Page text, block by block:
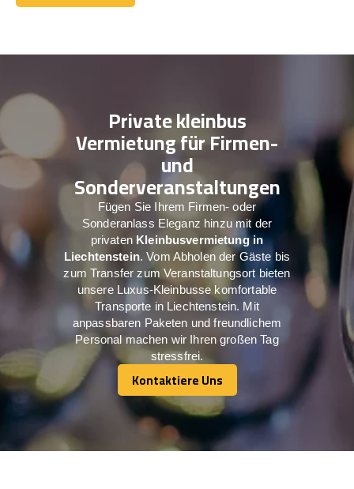
Kontaktiere Uns
Private kleinbus
Vermietung für Firmen-
und
Sonderveranstaltungen
Fügen Sie Ihrem Firmen- oder
Sonderanlass Eleganz hinzu mit der
privaten Kleinbusvermietung in
Liechtenstein. Vom Abholen der Gäste bis
zum Transfer zum Veranstaltungsort bieten
unsere Luxus-Kleinbusse komfortable
Transporte in Liechtenstein. Mit
anpassbaren Paketen und freundlichem
Personal machen wir Ihren großen Tag
stressfrei.
Kontaktiere Uns
Kontaktiere Uns